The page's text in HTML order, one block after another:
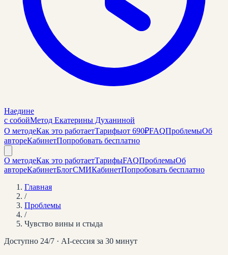
Наедине
с собойМетод Екатерины Духаниной
О методеКак это работаетТарифыот 690₽FAQПроблемыОб
автореКабинетПопробовать бесплатно
О методеКак это работаетТарифыFAQПроблемыОб
автореКабинетБлогСМИКабинетПопробовать бесплатно
Главная
/
Проблемы
/
Чувство вины и стыда
Доступно 24/7 · AI-сессия за 30 минут